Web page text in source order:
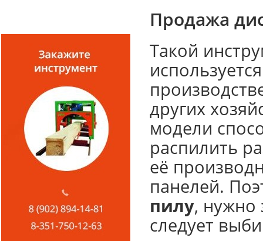
Продажа
Такой
других
модели
распилить
её
панелей.
пилу, нужно
следует